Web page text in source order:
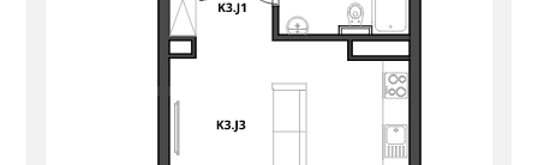
Inwestycję realizuje renomowany generalny
wykonawca z ponad
35-letnim doświadczeniem
rynku i dorobkiem przekraczającym
2000
zrealizowanych mieszkań
. To gwarancja nie tylko
jakości i solidności, ale również terminowości całego